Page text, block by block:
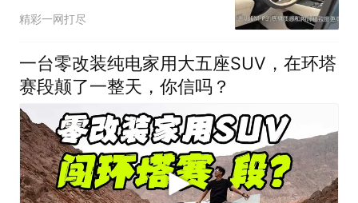
户多看一眼？
精彩一网打尽
一台零改装纯电家用大五座SUV，在环塔
赛段颠了一整天，你信吗？